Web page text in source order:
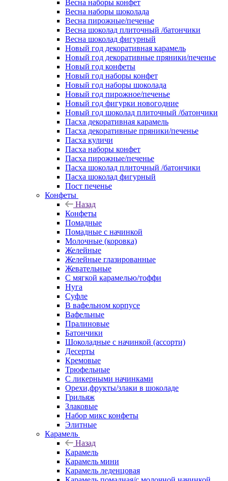
Весна наборы конфет
Весна наборы шоколада
Весна пирожные/печенье
Весна шоколад плиточный /батончики
Весна шоколад фигурный
Новый год декоративная карамель
Новый год декоративные пряники/печенье
Новый год конфеты
Новый год наборы конфет
Новый год наборы шоколада
Новый год пирожное/печенье
Новый год фигурки новогодние
Новый год шоколад плиточный /батончики
Пасха декоративная карамель
Пасха декоративные пряники/печенье
Пасха куличи
Пасха наборы конфет
Пасха пирожные/печенье
Пасха шоколад плиточный /батончики
Пасха шоколад фигурный
Пост печенье
Конфеты
Назад
Конфеты
Помадные
Помадные с начинкой
Молочные (коровка)
Желейные
Желейные глазированные
Жевательные
С мягкой карамелью/тоффи
Нуга
Суфле
В вафельном корпусе
Вафельные
Пралиновые
Батончики
Шоколадные с начинкой (ассорти)
Десерты
Кремовые
Трюфельные
С ликерными начинками
Орехи,фрукты/злаки в шоколаде
Грильяж
Злаковые
Набор микс конфеты
Элитные
Карамель
Назад
Карамель
Карамель мини
Карамель леденцовая